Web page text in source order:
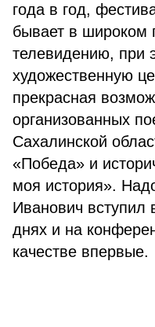
года в год,
бывает в широком
телевидению, при
художественную
прекрасная
организованных
Сахалинской
«Победа» и
моя история».
Иванович вступил
днях и на
качестве впервые.